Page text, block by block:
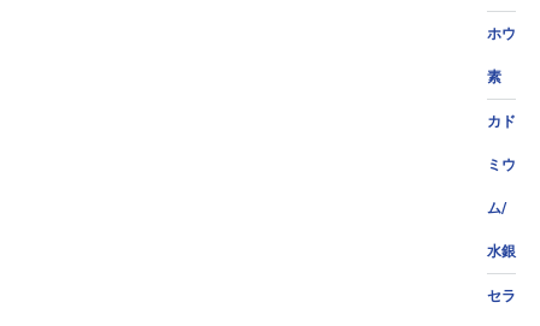
ホウ
素
カド
ミウ
ム/
水銀
セラ